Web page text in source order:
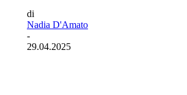
di
Nadia D'Amato
-
29.04.2025